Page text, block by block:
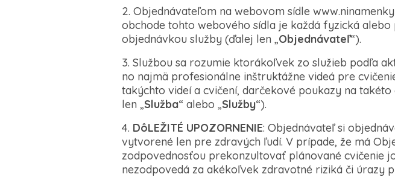
2. Objednávateľom na webovom sídle
obchode tohto webového sídla je každá fyzická
objednávkou služby (ďalej len „Objednávateľ“).
3. Službou sa rozumie ktorákoľvek zo služieb podľa
no najmä profesionálne inštruktážne videá pre
takýchto videí a cvičení, darčekové poukazy na
len „Služba“ alebo „Služby“).
4. DôLEŽITÉ UPOZORNENIE: Objednávateľ si
vytvorené len pre zdravých ľudí. V prípade, že má
zodpovednosťou prekonzultovať plánované cvičenie
nezodpovedá za akékoľvek zdravotné riziká či úrazy